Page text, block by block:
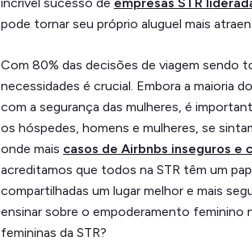
pode tornar seu próprio aluguel mais
Com 80% das decisões de viagem sendo
necessidades é crucial. Embora a maioria
com a segurança das mulheres, é
os hóspedes, homens e mulheres, se
onde mais casos de Airbnbs inseguros e
acreditamos que todos na STR têm um
compartilhadas um lugar melhor e mais
ensinar sobre o empoderamento feminino
femininas da STR?